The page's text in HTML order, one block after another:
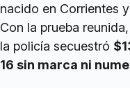
nacido en Corrientes
Con la prueba
la policía secuestró
16 sin marca ni